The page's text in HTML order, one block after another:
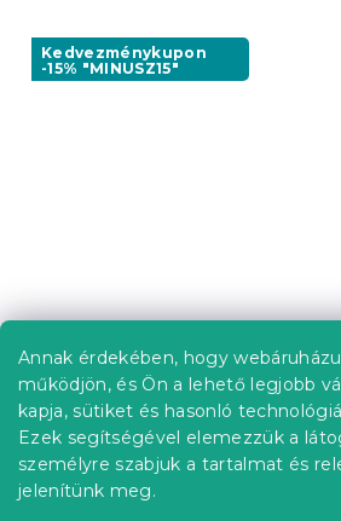
Annak érdekében, hogy
működjön, és Ön a lehető legjobb
kapja, sütiket és hasonló
Ezek segítségével elemezzük a
személyre szabjuk a tartalmat és
jelenítünk meg.
Kedvezménykupon
-15% "MINUSZ15"
Renforcé pamut ágynemű
fehér
Raktáron(>10 db)
6 324 Ft-tól